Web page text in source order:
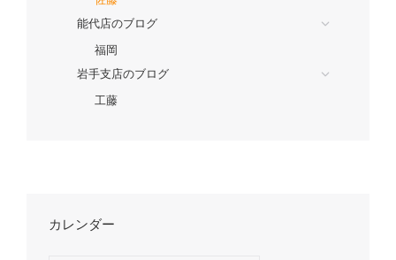
能代店のブログ
福岡
岩手支店のブログ
工藤
カレンダー